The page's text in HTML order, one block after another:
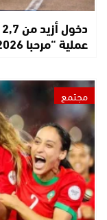
عملية “مرحبا 2026”
مجتمع